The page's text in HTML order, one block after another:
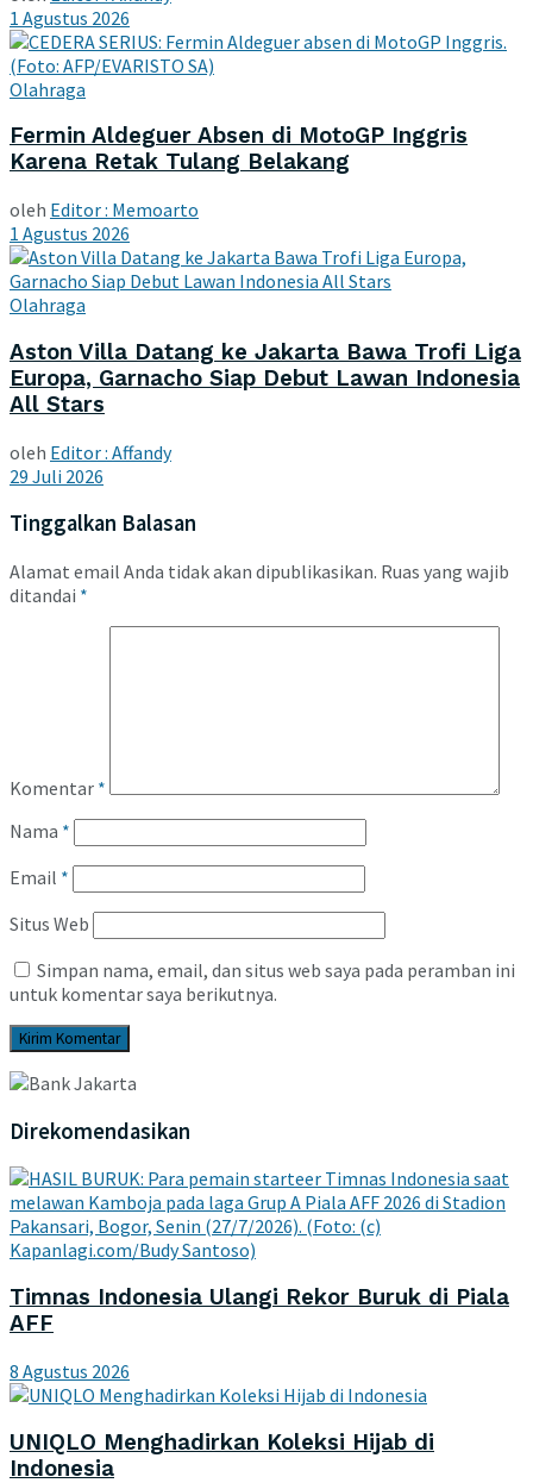
1 Agustus 2026
Olahraga
Fermin Aldeguer Absen di MotoGP Inggris
Karena Retak Tulang Belakang
oleh Editor : Memoarto
1 Agustus 2026
Olahraga
Aston Villa Datang ke Jakarta Bawa Trofi Liga
Europa, Garnacho Siap Debut Lawan Indonesia
All Stars
oleh Editor : Affandy
29 Juli 2026
Tinggalkan Balasan
Alamat email Anda tidak akan dipublikasikan. Ruas yang wajib
ditandai *
Komentar *
Nama *
Email *
Situs Web
Simpan nama, email, dan situs web saya pada peramban ini
untuk komentar saya berikutnya.
Direkomendasikan
Timnas Indonesia Ulangi Rekor Buruk di Piala
AFF
8 Agustus 2026
UNIQLO Menghadirkan Koleksi Hijab di
Indonesia